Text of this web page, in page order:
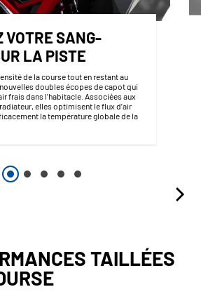
VOTRE SANG-
LA PISTE
de la course tout en restant au
doubles écopes de capot qui
frais dans l'habitacle. Associées aux
elles optimisent le flux d’air
la température globale de la
TAILLÉES